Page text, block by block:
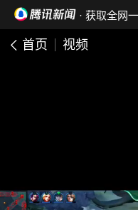
· 获取全网
首页 视频